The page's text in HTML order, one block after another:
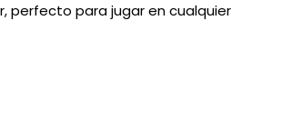
perfecto para jugar en cualquier